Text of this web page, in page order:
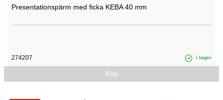
Presentationspärm med ficka KEBA 40 mm
274207 i lager
Köp